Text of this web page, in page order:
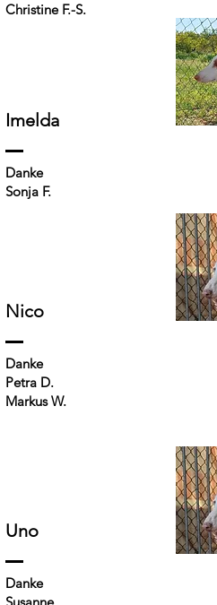
Christine F.-S.
Imelda
Danke
Sonja F.
Nico
Danke
Petra D.
Markus W.
Uno
Danke